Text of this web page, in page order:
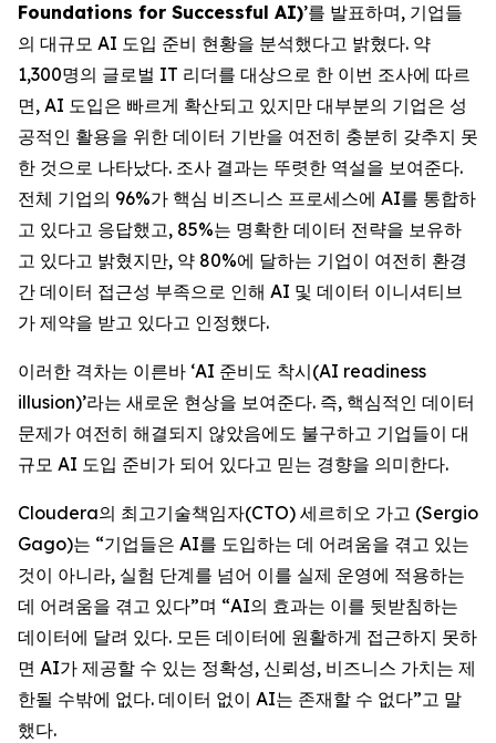
Foundations for Successful AI)’를 발표하며, 기업들
의 대규모 AI 도입 준비 현황을 분석했다고 밝혔다. 약
1,300명의 글로벌 IT 리더를 대상으로 한 이번 조사에 따르
면, AI 도입은 빠르게 확산되고 있지만 대부분의 기업은 성
공적인 활용을 위한 데이터 기반을 여전히 충분히 갖추지 못
한 것으로 나타났다. 조사 결과는 뚜렷한 역설을 보여준다.
전체 기업의 96%가 핵심 비즈니스 프로세스에 AI를 통합하
고 있다고 응답했고, 85%는 명확한 데이터 전략을 보유하
고 있다고 밝혔지만, 약 80%에 달하는 기업이 여전히 환경
간 데이터 접근성 부족으로 인해 AI 및 데이터 이니셔티브
가 제약을 받고 있다고 인정했다.
이러한 격차는 이른바 ‘AI 준비도 착시(AI readiness
illusion)’라는 새로운 현상을 보여준다. 즉, 핵심적인 데이터
문제가 여전히 해결되지 않았음에도 불구하고 기업들이 대
규모 AI 도입 준비가 되어 있다고 믿는 경향을 의미한다.
Cloudera의 최고기술책임자(CTO) 세르히오 가고 (Sergio
Gago)는 “기업들은 AI를 도입하는 데 어려움을 겪고 있는
것이 아니라, 실험 단계를 넘어 이를 실제 운영에 적용하는
데 어려움을 겪고 있다”며 “AI의 효과는 이를 뒷받침하는
데이터에 달려 있다. 모든 데이터에 원활하게 접근하지 못하
면 AI가 제공할 수 있는 정확성, 신뢰성, 비즈니스 가치는 제
한될 수밖에 없다. 데이터 없이 AI는 존재할 수 없다”고 말
했다.